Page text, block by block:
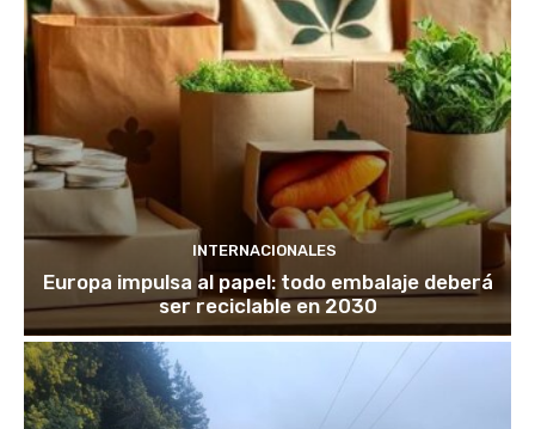
INTERNACIONALES
Europa impulsa al papel: todo embalaje deberá
ser reciclable en 2030